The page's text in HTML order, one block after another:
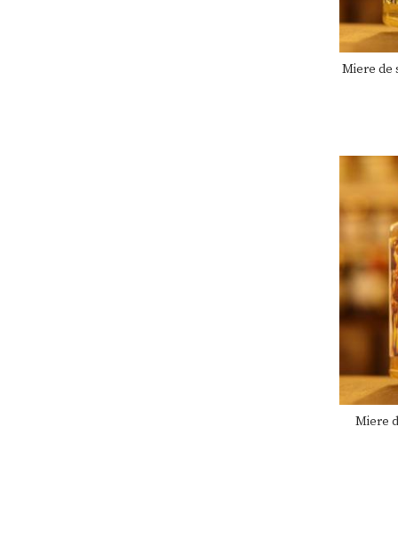
Miere de
Miere